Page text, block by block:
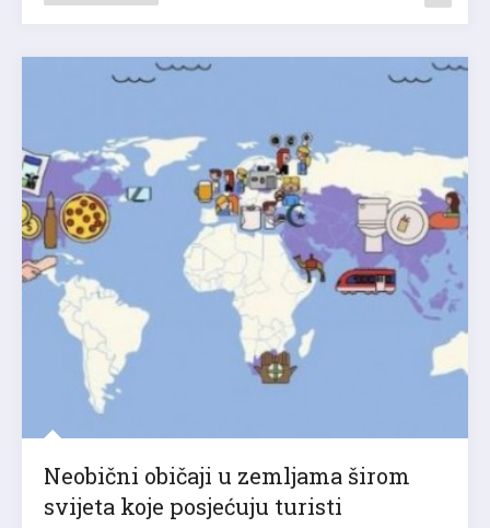
Neobični običaji u zemljama širom
svijeta koje posjećuju turisti